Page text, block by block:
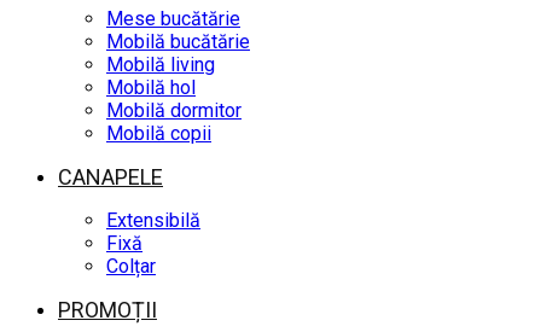
Mese bucătărie
Mobilă bucătărie
Mobilă living
Mobilă hol
Mobilă dormitor
Mobilă copii
CANAPELE
Extensibilă
Fixă
Colțar
PROMOȚII